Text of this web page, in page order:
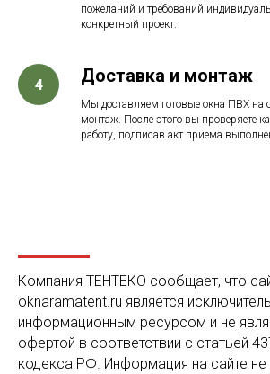
пожеланий и требований
конкретный проект.
Доставка и монтаж
Мы доставляем готовые окна ПВХ на
монтаж. После этого вы проверяете
работу, подписав акт приема
Компания ТЕНТЕКО сообщает, что
oknaramatent.ru является
информационным ресурсом и не
офертой в соответствии с статьей
кодекса РФ. Информация на сайте не